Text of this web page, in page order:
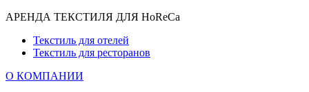
АРЕНДА ТЕКСТИЛЯ ДЛЯ HoReCa
Текстиль для отелей
Текстиль для ресторанов
О КОМПАНИИ